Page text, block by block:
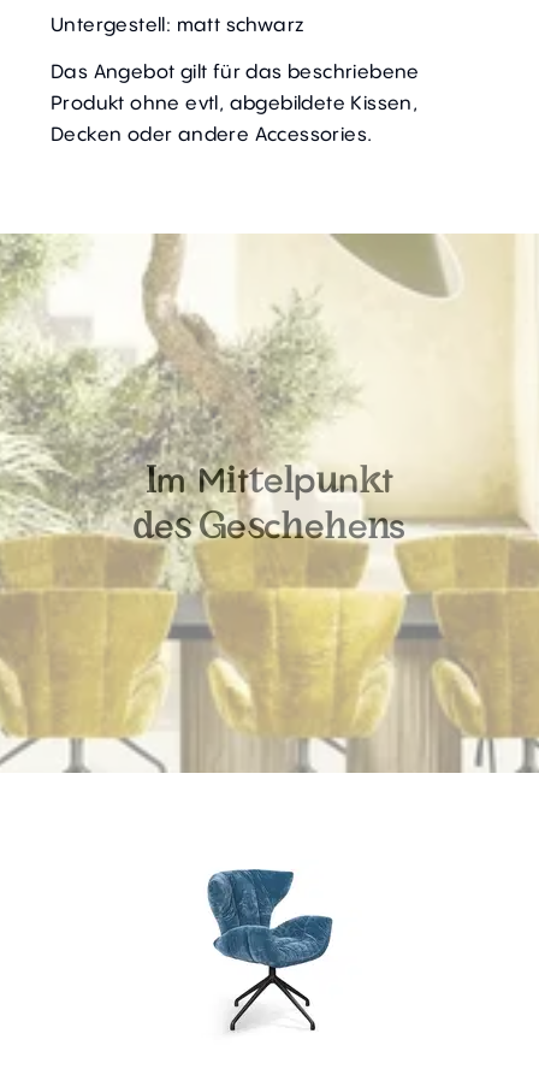
Untergestell: matt schwarz
Das Angebot gilt für das beschriebene
Produkt ohne evtl, abgebildete Kissen,
Decken oder andere Accessories.
Im Mitte pun kt
des Geschehens